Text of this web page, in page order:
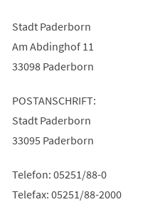
Stadt Paderborn
Am Abdinghof 11
33098 Paderborn
POSTANSCHRIFT:
Stadt Paderborn
33095 Paderborn
Telefon: 05251/88-0
Telefax: 05251/88-2000